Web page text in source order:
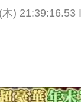
、これはマジギ
てけ
) 21:39:16.53